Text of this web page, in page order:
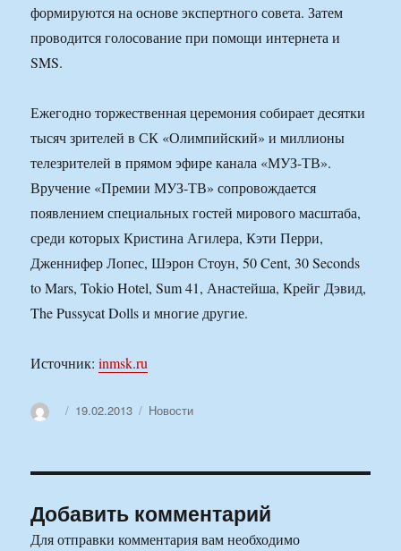
формируются на основе экспертного совета. Затем
проводится голосование при помощи интернета и
SMS.
Ежегодно торжественная церемония собирает десятки
тысяч зрителей в СК «Олимпийский» и миллионы
телезрителей в прямом эфире канала «МУЗ-ТВ».
Вручение «Премии МУЗ-ТВ» сопровождается
появлением специальных гостей мирового масштаба,
среди которых Кристина Агилера, Кэти Перри,
Дженнифер Лопес, Шэрон Стоун, 50 Cent, 30 Seconds
to Mars, Tokio Hotel, Sum 41, Анастейша, Крейг Дэвид,
The Pussycat Dolls и многие другие.
Источник:inmsk.ru
АвторОпубликовано
19.02.2013 Рубрики
Новости
Добавить комментарий
Для отправки комментария вам необходимо